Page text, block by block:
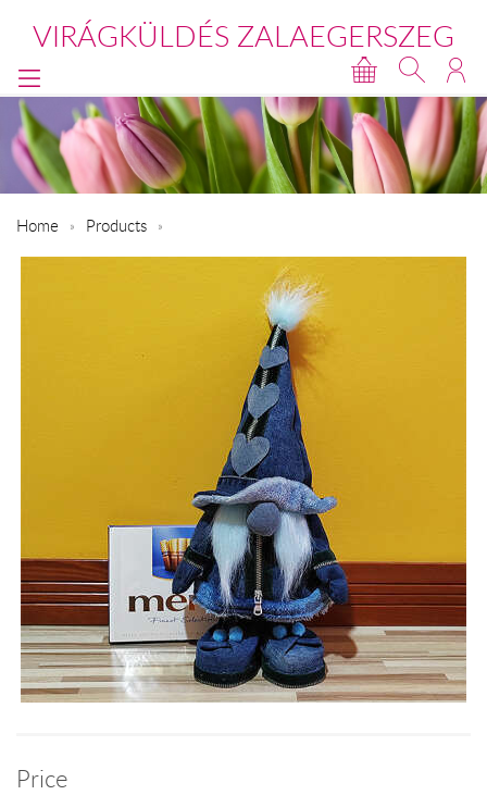
VIRÁGKÜLDÉS ZALAEGERSZEG
Home Products
Price